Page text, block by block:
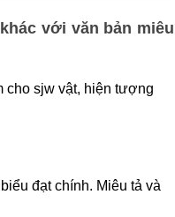
với văn bản miêu
cho sjw vật, hiện tượng
đạt chính. Miêu tả và